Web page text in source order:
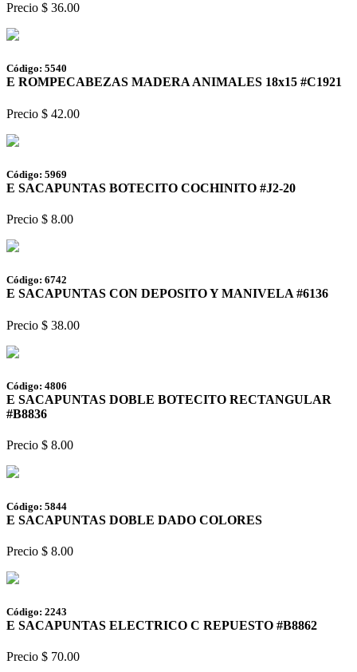
Precio $ 36.00
Código: 5540
E ROMPECABEZAS MADERA ANIMALES 18x15 #C1921
Precio $ 42.00
Código: 5969
E SACAPUNTAS BOTECITO COCHINITO #J2-20
Precio $ 8.00
Código: 6742
E SACAPUNTAS CON DEPOSITO Y MANIVELA #6136
Precio $ 38.00
Código: 4806
E SACAPUNTAS DOBLE BOTECITO RECTANGULAR
#B8836
Precio $ 8.00
Código: 5844
E SACAPUNTAS DOBLE DADO COLORES
Precio $ 8.00
Código: 2243
E SACAPUNTAS ELECTRICO C REPUESTO #B8862
Precio $ 70.00